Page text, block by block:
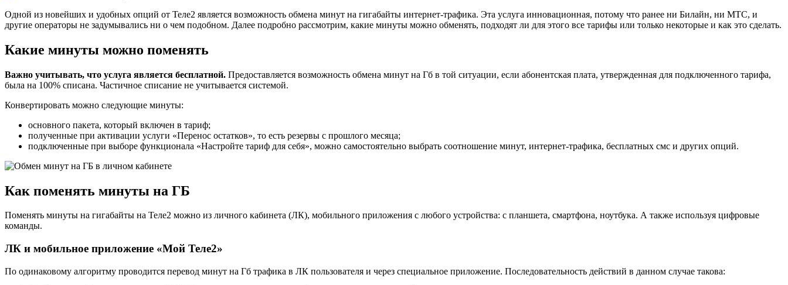
Одной из новейших и удобных опций от Теле2 является возможность обмена минут на гигабайты интернет-трафика. Эта услуга инновационная, потому что ранее ни Билайн, ни МТС, и
другие операторы не задумывались ни о чем подобном. Далее подробно рассмотрим, какие минуты можно обменять, подходят ли для этого все тарифы или только некоторые и как это сделать.
Какие минуты можно поменять
Важно учитывать, что услуга является бесплатной. Предоставляется возможность обмена минут на Гб в той ситуации, если абонентская плата, утвержденная для подключенного тарифа,
была на 100% списана. Частичное списание не учитывается системой.
Конвертировать можно следующие минуты:
основного пакета, который включен в тариф;
полученные при активации услуги «Перенос остатков», то есть резервы с прошлого месяца;
подключенные при выборе функционала «Настройте тариф для себя», можно самостоятельно выбрать соотношение минут, интернет-трафика, бесплатных смс и других опций.
Как поменять минуты на ГБ
Поменять минуты на гигабайты на Теле2 можно из личного кабинета (ЛК), мобильного приложения с любого устройства: с планшета, смартфона, ноутбука. А также используя цифровые
команды.
ЛК и мобильное приложение «Мой Теле2»
По одинаковому алгоритму проводится перевод минут на Гб трафика в ЛК пользователя и через специальное приложение. Последовательность действий в данном случае такова: